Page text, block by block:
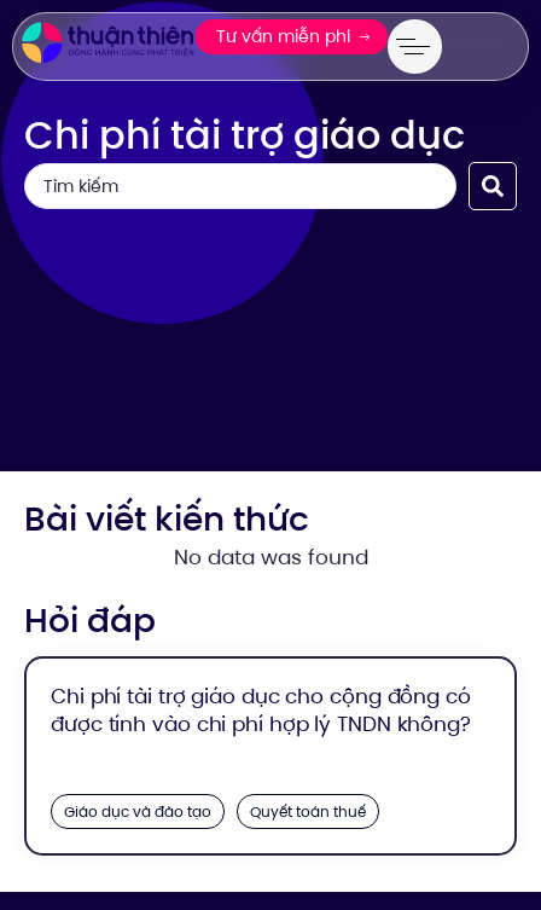
Tư vấn miễn phí
Chi phí tài trợ giáo dục
Bài viết kiến thức
No data was found
Hỏi đáp
Chi phí tài trợ giáo dục cho cộng đồng có
được tính vào chi phí hợp lý TNDN không?
Giáo dục và đào tạo Quyết toán thuế